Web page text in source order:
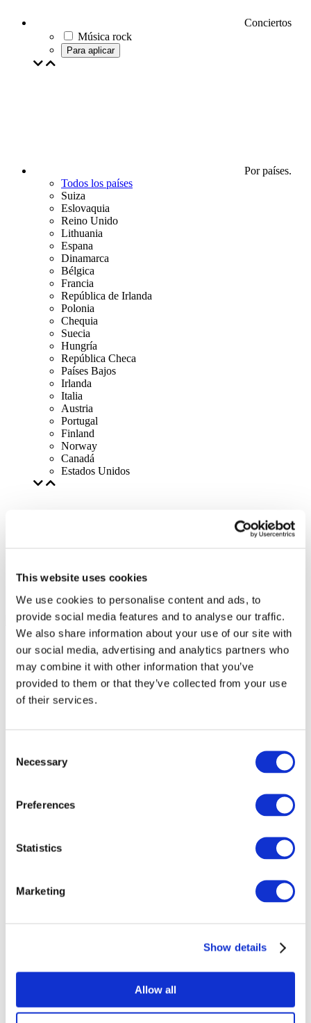
This website uses cookies
We use cookies to personalise content and ads, to
provide social media features and to analyse our traffic.
We also share information about your use of our site with
our social media, advertising and analytics partners who
may combine it with other information that you’ve
provided to them or that they’ve collected from your use
of their services.
Selection
Necessary
Preferences
Statistics
Marketing
Show details
Allow all
Conciertos
Música rock
Para aplicar
Por países.
Todos los países
Suiza
Eslovaquia
Reino Unido
Lithuania
Espana
Dinamarca
Bélgica
Francia
República de Irlanda
Polonia
Chequia
Suecia
Hungría
República Checa
Países Bajos
Irlanda
Italia
Austria
Portugal
Finland
Norway
Canadá
Estados Unidos
Todos los